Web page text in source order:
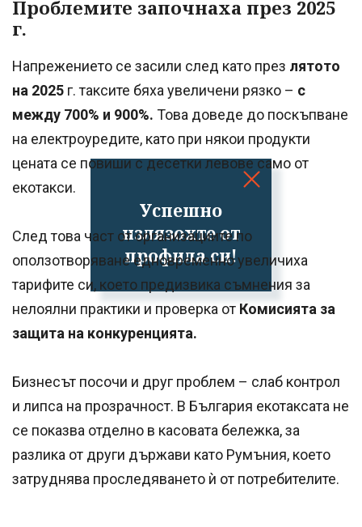
Успешно
излязохте от
профила си!
Проблемите започнаха през 2025
г.
Напрежението се засили след като през лятото
на 2025 г. таксите бяха увеличени рязко – с
между 700% и 900%. Това доведе до поскъпване
на електроуредите, като при някои продукти
цената се повиши с десетки левове само от
екотакси.
След това част от организациите по
оползотворяване едновременно увеличиха
тарифите си, което предизвика съмнения за
нелоялни практики и проверка от Комисията за
защита на конкуренцията.
Бизнесът посочи и друг проблем – слаб контрол
и липса на прозрачност. В България екотаксата не
се показва отделно в касовата бележка, за
разлика от други държави като Румъния, което
затруднява проследяването ѝ от потребителите.